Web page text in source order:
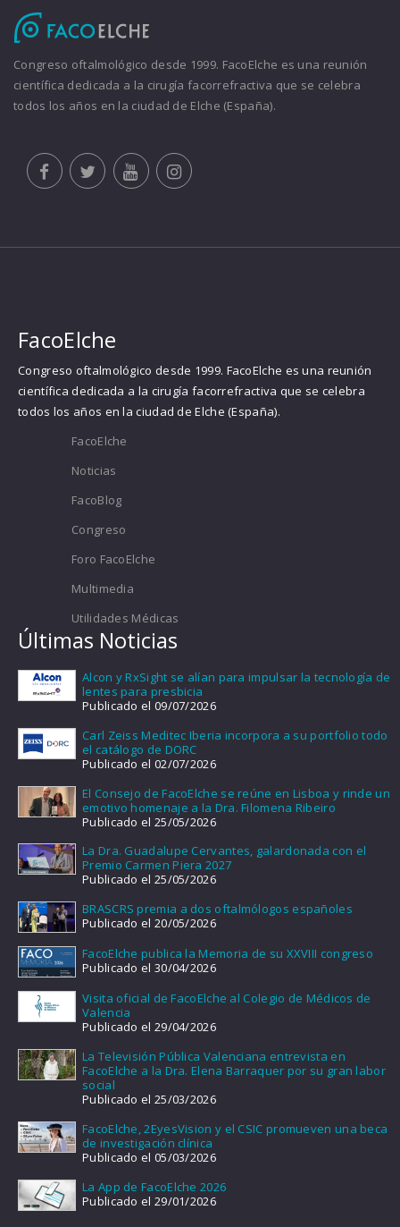
Congreso oftalmológico desde 1999. FacoElche es una reunión
científica dedicada a la cirugía facorrefractiva que se celebra
todos los años en la ciudad de Elche (España).
FacoElche
Congreso oftalmológico desde 1999. FacoElche es una reunión
científica dedicada a la cirugía facorrefractiva que se celebra
todos los años en la ciudad de Elche (España).
FacoElche
Noticias
FacoBlog
Congreso
Foro FacoElche
Multimedia
Utilidades Médicas
Últimas Noticias
Alcon y RxSight se alían para impulsar la tecnología de
lentes para presbicia
Publicado el 09/07/2026
Carl Zeiss Meditec Iberia incorpora a su portfolio todo
el catálogo de DORC
Publicado el 02/07/2026
El Consejo de FacoElche se reúne en Lisboa y rinde un
emotivo homenaje a la Dra. Filomena Ribeiro
Publicado el 25/05/2026
La Dra. Guadalupe Cervantes, galardonada con el
Premio Carmen Piera 2027
Publicado el 25/05/2026
BRASCRS premia a dos oftalmólogos españoles
Publicado el 20/05/2026
FacoElche publica la Memoria de su XXVIII congreso
Publicado el 30/04/2026
Visita oficial de FacoElche al Colegio de Médicos de
Valencia
Publicado el 29/04/2026
La Televisión Pública Valenciana entrevista en
FacoElche a la Dra. Elena Barraquer por su gran labor
social
Publicado el 25/03/2026
FacoElche, 2EyesVision y el CSIC promueven una beca
de investigación clínica
Publicado el 05/03/2026
La App de FacoElche 2026
Publicado el 29/01/2026